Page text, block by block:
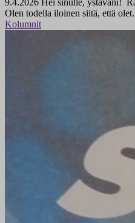
Olen todella iloinen siitä, että
Kolumnit